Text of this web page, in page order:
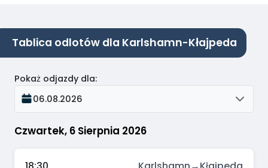
Tablica odlotów dla Karlshamn-Kłajpeda
Czwartek, 6 Sierpnia 2026
Pokaż odjazdy dla:
06.08.2026